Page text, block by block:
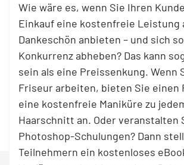
Wie wäre es, wenn Sie Ihren
Einkauf eine kostenfreie Leistung
Dankeschön anbieten – und sich
Konkurrenz abheben? Das kann
sein als eine Preissenkung. Wenn
Friseur arbeiten, bieten Sie einen
eine kostenfreie Maniküre zu
Haarschnitt an. Oder veranstalten
Photoshop-Schulungen? Dann
Teilnehmern ein kostenloses